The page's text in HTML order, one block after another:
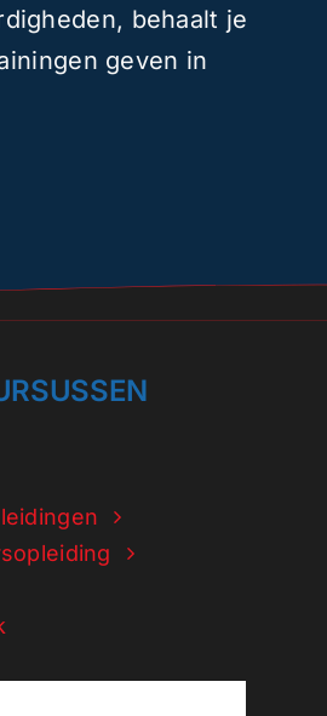
behaalt je
geven in